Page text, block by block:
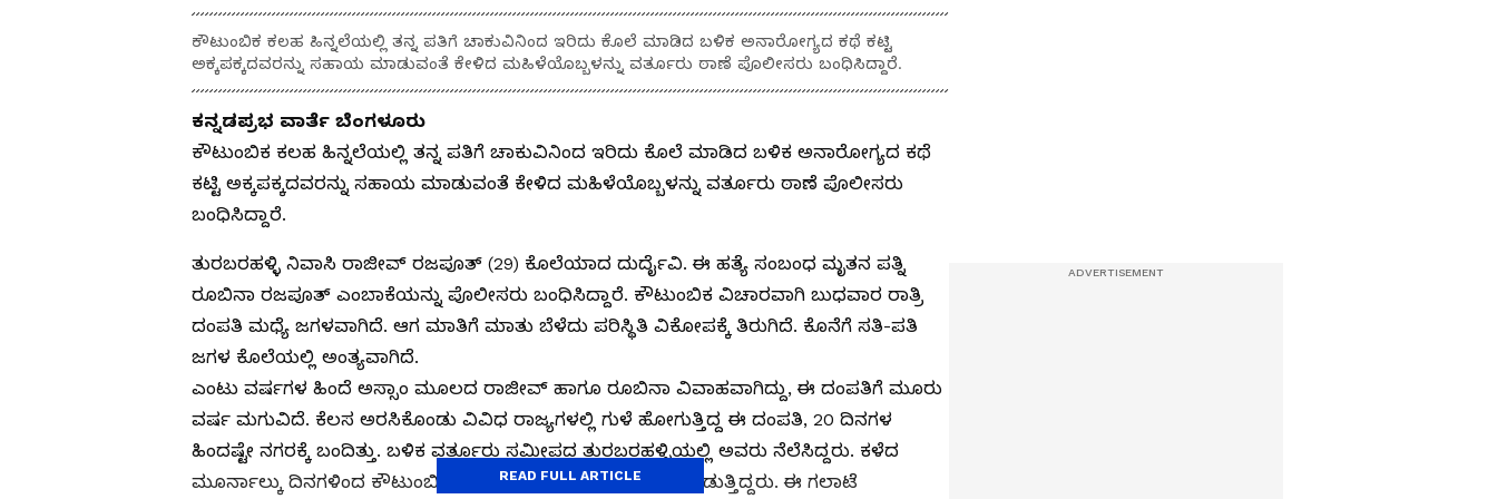
ಕೌಟುಂಬಿಕ ಕಲಹ ಹಿನ್ನಲೆಯಲ್ಲಿ ತನ್ನ ಪತಿಗೆ ಚಾಕುವಿನಿಂದ ಇರಿದು ಕೊಲೆ ಮಾಡಿದ ಬಳಿಕ ಅನಾರೋಗ್ಯದ ಕಥೆ ಕಟ್ಟಿ
ಅಕ್ಕಪಕ್ಕದವರನ್ನು ಸಹಾಯ ಮಾಡುವಂತೆ ಕೇಳಿದ ಮಹಿಳೆಯೊಬ್ಬಳನ್ನು ವರ್ತೂರು ಠಾಣೆ ಪೊಲೀಸರು ಬಂಧಿಸಿದ್ದಾರೆ.
ಕನ್ನಡಪ್ರಭ ವಾರ್ತೆ ಬೆಂಗಳೂರು
ಕೌಟುಂಬಿಕ ಕಲಹ ಹಿನ್ನಲೆಯಲ್ಲಿ ತನ್ನ ಪತಿಗೆ ಚಾಕುವಿನಿಂದ ಇರಿದು ಕೊಲೆ ಮಾಡಿದ ಬಳಿಕ ಅನಾರೋಗ್ಯದ ಕಥೆ
ಕಟ್ಟಿ ಅಕ್ಕಪಕ್ಕದವರನ್ನು ಸಹಾಯ ಮಾಡುವಂತೆ ಕೇಳಿದ ಮಹಿಳೆಯೊಬ್ಬಳನ್ನು ವರ್ತೂರು ಠಾಣೆ ಪೊಲೀಸರು
ಬಂಧಿಸಿದ್ದಾರೆ.
ತುರಬರಹಳ್ಳಿ ನಿವಾಸಿ ರಾಜೀವ್ ರಜಪೂತ್ (29) ಕೊಲೆಯಾದ ದುರ್ದೈವಿ. ಈ ಹತ್ಯೆ ಸಂಬಂಧ ಮೃತನ ಪತ್ನಿ
ರೂಬಿನಾ ರಜಪೂತ್ ಎಂಬಾಕೆಯನ್ನು ಪೊಲೀಸರು ಬಂಧಿಸಿದ್ದಾರೆ. ಕೌಟುಂಬಿಕ ವಿಚಾರವಾಗಿ ಬುಧವಾರ ರಾತ್ರಿ
ದಂಪತಿ ಮಧ್ಯೆ ಜಗಳವಾಗಿದೆ. ಆಗ ಮಾತಿಗೆ ಮಾತು ಬೆಳೆದು ಪರಿಸ್ಥಿತಿ ವಿಕೋಪಕ್ಕೆ ತಿರುಗಿದೆ. ಕೊನೆಗೆ ಸತಿ-ಪತಿ
ಜಗಳ ಕೊಲೆಯಲ್ಲಿ ಅಂತ್ಯವಾಗಿದೆ.
ಎಂಟು ವರ್ಷಗಳ ಹಿಂದೆ ಅಸ್ಸಾಂ ಮೂಲದ ರಾಜೀವ್ ಹಾಗೂ ರೂಬಿನಾ ವಿವಾಹವಾಗಿದ್ದು, ಈ ದಂಪತಿಗೆ ಮೂರು
ವರ್ಷ ಮಗುವಿದೆ. ಕೆಲಸ ಅರಸಿಕೊಂಡು ವಿವಿಧ ರಾಜ್ಯಗಳಲ್ಲಿ ಗುಳೆ ಹೋಗುತ್ತಿದ್ದ ಈ ದಂಪತಿ, 20 ದಿನಗಳ
ಹಿಂದಷ್ಟೇ ನಗರಕ್ಕೆ ಬಂದಿತ್ತು. ಬಳಿಕ ವರ್ತೂರು ಸಮೀಪದ ತುರಬರಹಳ್ಳಿಯಲ್ಲಿ ಅವರು ನೆಲೆಸಿದ್ದರು. ಕಳೆದ
ಮೂರ್ನಾಲ್ಕು ದಿನಗಳಿಂದ ಕೌಟುಂಬಿಕ ವಿಷಯಗಳಿಗೆ ಸತಿ-ಪತಿ ಗಲಾಟೆ ಮಾಡುತ್ತಿದ್ದರು. ಈ ಗಲಾಟೆ
READ FULL ARTICLE